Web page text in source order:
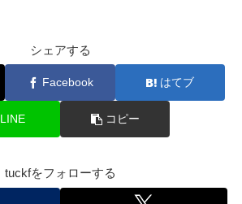
シェアする
Facebook はてブ
LINE コピー
tuckfをフォローする